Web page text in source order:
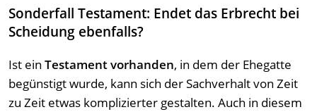
Sonderfall Testament: Endet das Erbrecht bei
Scheidung ebenfalls?
Ist ein Testament vorhanden, in dem der Ehegatte
begünstigt wurde, kann sich der Sachverhalt von Zeit
zu Zeit etwas komplizierter gestalten. Auch in diesem